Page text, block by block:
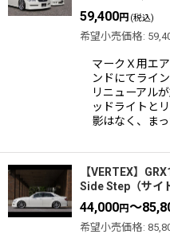
59,400円 (税込)
希望小売価格:
マークＸ用エ
ンドにてライ
リニューアル
ッドライトと
影はなく、ま
【VERTEX】
Side Step（サイ
44,000円～
希望小売価格: